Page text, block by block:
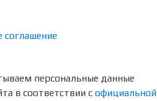
соглашение
персональные данные
в соответствии с официальной